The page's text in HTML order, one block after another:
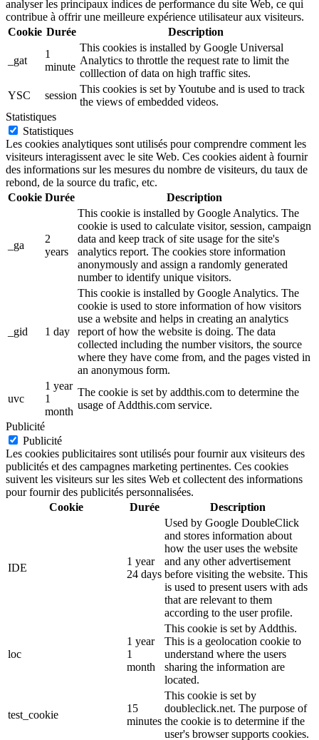
analyser les principaux indices de performance du site Web, ce qui
contribue à offrir une meilleure expérience utilisateur aux visiteurs.
Cookie Durée Description
_gat
1
minute
This cookies is installed by Google Universal
Analytics to throttle the request rate to limit the
colllection of data on high traffic sites.
YSC
session
This cookies is set by Youtube and is used to track
the views of embedded videos.
Statistiques
Statistiques
Les cookies analytiques sont utilisés pour comprendre comment les
visiteurs interagissent avec le site Web. Ces cookies aident à fournir
des informations sur les mesures du nombre de visiteurs, du taux de
rebond, de la source du trafic, etc.
Cookie Durée Description
_ga
2
years
This cookie is installed by Google Analytics. The
cookie is used to calculate visitor, session, campaign
data and keep track of site usage for the site's
analytics report. The cookies store information
anonymously and assign a randomly generated
number to identify unique visitors.
_gid 1 day
This cookie is installed by Google Analytics. The
cookie is used to store information of how visitors
use a website and helps in creating an analytics
report of how the website is doing. The data
collected including the number visitors, the source
where they have come from, and the pages visted in
an anonymous form.
uvc
1 year
1
month
The cookie is set by addthis.com to determine the
usage of Addthis.com service.
Publicité
Publicité
Les cookies publicitaires sont utilisés pour fournir aux visiteurs des
publicités et des campagnes marketing pertinentes. Ces cookies
suivent les visiteurs sur les sites Web et collectent des informations
pour fournir des publicités personnalisées.
Cookie
Durée Description
IDE
1 year
24 days
Used by Google DoubleClick
and stores information about
how the user uses the website
and any other advertisement
before visiting the website. This
is used to present users with ads
that are relevant to them
according to the user profile.
loc
1 year
1
month
This cookie is set by Addthis.
This is a geolocation cookie to
understand where the users
sharing the information are
located.
test_cookie
15
minutes
This cookie is set by
doubleclick.net. The purpose of
the cookie is to determine if the
user's browser supports cookies.